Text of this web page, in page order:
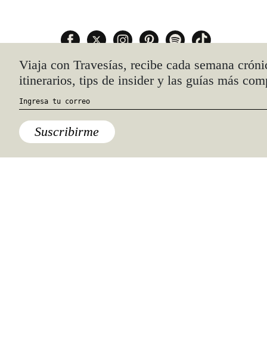
Travesías nació en agosto de 2001 y desde
Quiénes somos
Anúnciate con nosotros
hola@travesiasmedia.com